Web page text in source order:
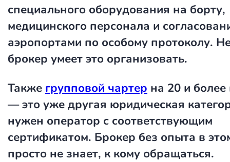
специального оборудования на борту,
медицинского персонала и
аэропортами по особому протоколу.
брокер умеет это организовать.
Также групповой чартер на 20 и
— это уже другая юридическая
нужен оператор с соответствующим
сертификатом. Брокер без опыта в
просто не знает, к кому обращаться.